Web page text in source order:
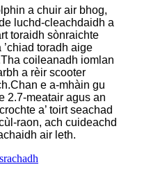
a chuir air bhog,
luchd-cleachdaidh a
toraidh sònraichte
toradh aige
coileanadh iomlan
a rèir scooter
e a-mhàin gu
2.7-meatair agus an
a’ toirt seachad
raon, ach cuideachd
air leth.